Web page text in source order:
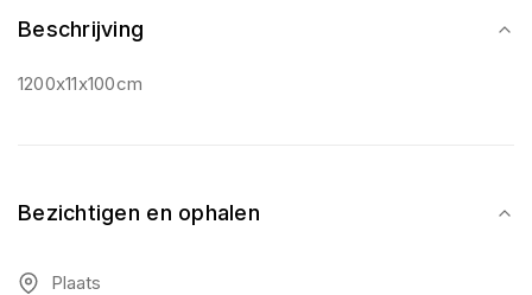
Beschrijving
1200x11x100cm
Bezichtigen en ophalen
Plaats